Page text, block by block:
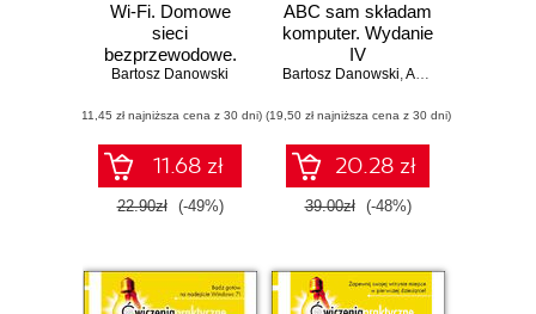
Wi-Fi. Domowe
sieci
bezprzewodowe.
Ilustrowany
Bartosz Danowski
(11,45 zł najniższa cena z 30 dni)
11.68 zł
22.90zł (-49%)
ABC sam składam
komputer. Wydanie
IV
Bartosz Danowski,Andrzej Pyrchla
(19,50 zł najniższa cena z 30 dni)
20.28 zł
39.00zł (-48%)